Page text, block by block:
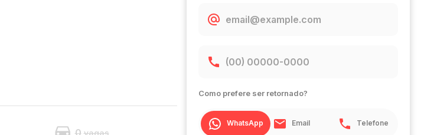
0 vagas
Como prefere ser retornado?
WhatsApp Email Telefone